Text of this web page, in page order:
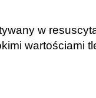
w
wartościami